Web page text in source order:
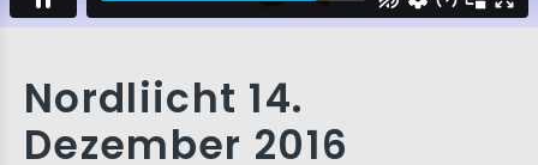
Nordliicht 14.
Dezember 2016